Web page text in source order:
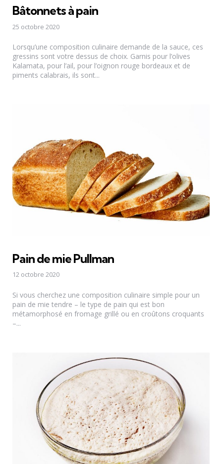
Bâtonnets à pain
25 octobre 2020
Lorsqu’une composition culinaire demande de la sauce, ces
gressins sont votre dessus de choix. Garnis pour l’olives
Kalamata, pour l’ail, pour l’oignon rouge bordeaux et de
piments calabrais, ils sont...
Pain de mie Pullman
12 octobre 2020
Si vous cherchez une composition culinaire simple pour un
pain de mie tendre – le type de pain qui est bon
métamorphosé en fromage grillé ou en croûtons croquants
–...